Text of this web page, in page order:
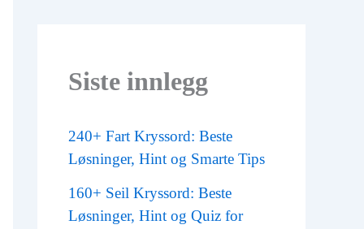
Siste innlegg
240+ Fart Kryssord: Beste
Løsninger, Hint og Smarte Tips
160+ Seil Kryssord: Beste
Løsninger, Hint og Quiz for